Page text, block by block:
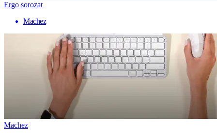
Ergo sorozat
Machez
Machez